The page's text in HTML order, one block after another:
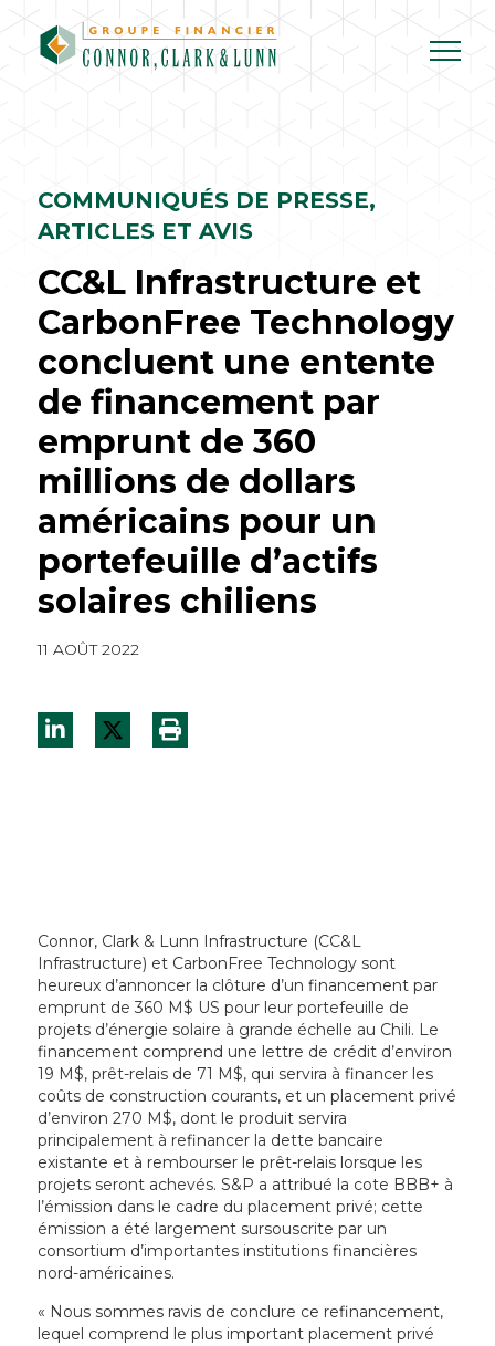
Skip
content
COMMUNIQUÉS DE PRESSE,
ARTICLES ET AVIS
CC&L Infrastructure et
CarbonFree Technology
concluent une entente
de financement par
emprunt de 360
millions de dollars
américains pour un
portefeuille d’actifs
solaires chiliens
11 AOÛT 2022
Connor, Clark & Lunn Infrastructure (CC&L
Infrastructure) et CarbonFree Technology sont
heureux d’annoncer la clôture d’un financement par
emprunt de 360 M$ US pour leur portefeuille de
projets d’énergie solaire à grande échelle au Chili. Le
financement comprend une lettre de crédit d’environ
19 M$, prêt-relais de 71 M$, qui servira à financer les
coûts de construction courants, et un placement privé
d’environ 270 M$, dont le produit servira
principalement à refinancer la dette bancaire
existante et à rembourser le prêt-relais lorsque les
projets seront achevés. S&P a attribué la cote BBB+ à
l’émission dans le cadre du placement privé; cette
émission a été largement sursouscrite par un
consortium d’importantes institutions financières
nord-américaines.
« Nous sommes ravis de conclure ce refinancement,
lequel comprend le plus important placement privé